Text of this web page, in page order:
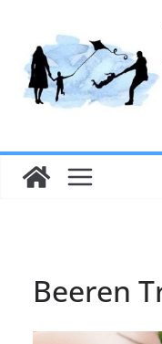
springen
Beeren